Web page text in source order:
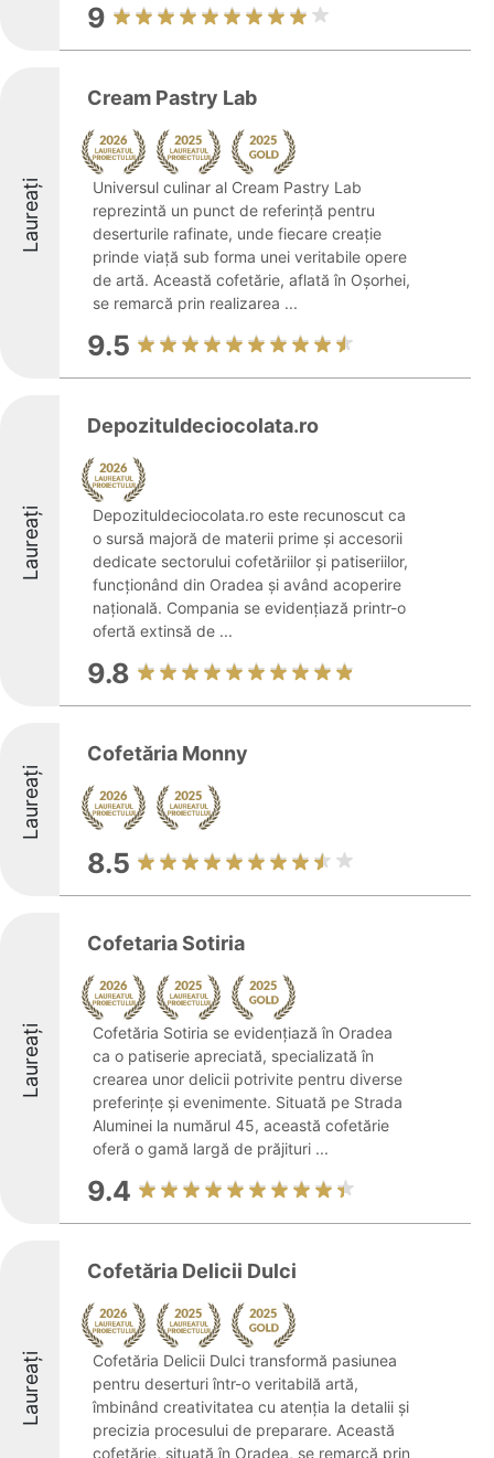
9
Laureați
Cream Pastry Lab
Universul culinar al Cream Pastry Lab
reprezintă un punct de referință pentru
deserturile rafinate, unde fiecare creație
prinde viață sub forma unei veritabile opere
de artă. Această cofetărie, aflată în Oșorhei,
se remarcă prin realizarea ...
9.5
Laureați
Depozituldeciocolata.ro
Depozituldeciocolata.ro este recunoscut ca
o sursă majoră de materii prime și accesorii
dedicate sectorului cofetăriilor și patiseriilor,
funcționând din Oradea și având acoperire
națională. Compania se evidențiază printr-o
ofertă extinsă de ...
9.8
Laureați
Cofetăria Monny
8.5
Laureați
Cofetaria Sotiria
Cofetăria Sotiria se evidențiază în Oradea
ca o patiserie apreciată, specializată în
crearea unor delicii potrivite pentru diverse
preferințe și evenimente. Situată pe Strada
Aluminei la numărul 45, această cofetărie
oferă o gamă largă de prăjituri ...
9.4
Laureați
Cofetăria Delicii Dulci
Cofetăria Delicii Dulci transformă pasiunea
pentru deserturi într-o veritabilă artă,
îmbinând creativitatea cu atenția la detalii și
precizia procesului de preparare. Această
cofetărie, situată în Oradea, se remarcă prin